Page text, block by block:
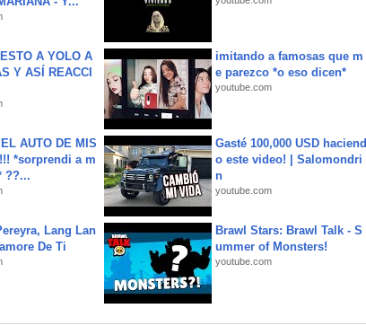
A YOLO A
Y ASÍ REACCI
imitando a famosas que m
e parezco *o eso dicen*
youtube.com
AUTO DE MIS
*sorprendi a m
??...
Gasté 100,000 USD haciend
o este video! | Salomondri
n
youtube.com
Lang Lan
De Ti
Brawl Stars: Brawl Talk - S
ummer of Monsters!
youtube.com